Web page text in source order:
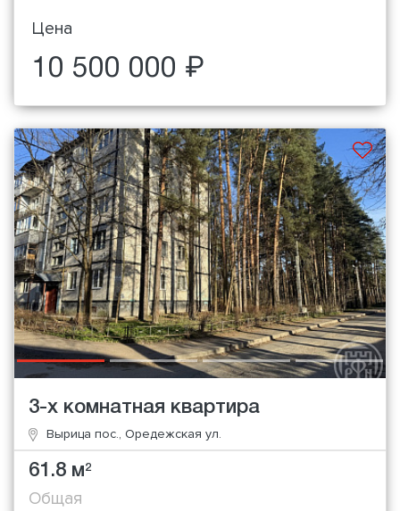
Цена
10 500 000 ₽
3-х комнатная квартира
Вырица пос., Оредежская ул.
61.8 м2
Общая